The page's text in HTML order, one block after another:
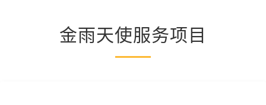
金雨天使服务项目